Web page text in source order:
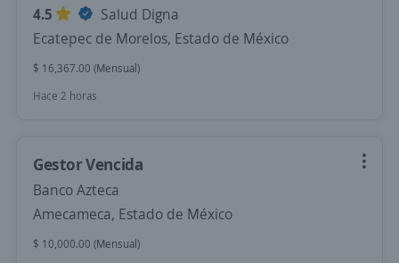
4.5
Salud Digna
Ecatepec de Morelos, Estado de México
$ 16,367.00 (Mensual)
Hace 2 horas
Gestor Vencida
Banco Azteca
Amecameca, Estado de México
$ 10,000.00 (Mensual)